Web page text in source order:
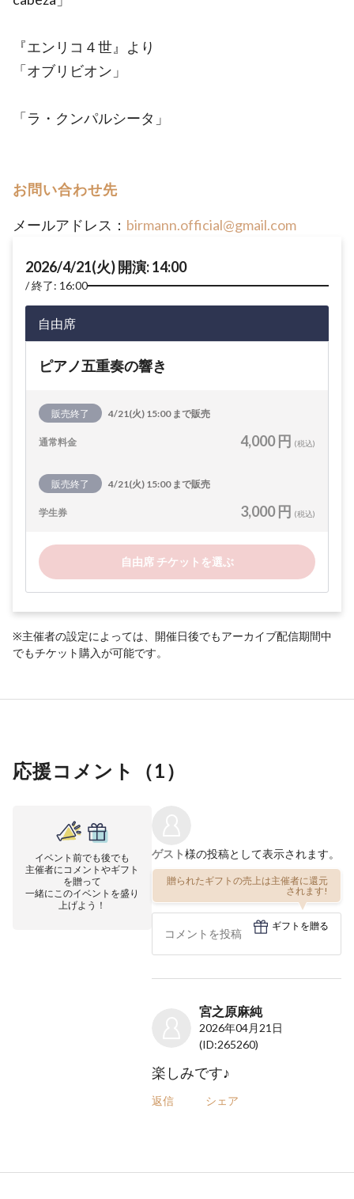
『エンリコ４世』より
「オブリビオン」
「ラ・クンパルシータ」
お問い合わせ先
メールアドレス： birmann.official@gmail.com
2026/4/21(火) 開演: 14:00
終了: 16:00
自由席
ピアノ五重奏の響き
販売終了 4/21(火) 15:00 まで販売
通常料金 4,000 円 (税込)
販売終了 4/21(火) 15:00 まで販売
学生券 3,000 円 (税込)
自由席 チケットを選ぶ
※主催者の設定によっては、開催日後でもアーカイブ配信期間中
でもチケット購入が可能です。
応援コメント（1）
イベント前でも後でも
主催者にコメントやギフト
を贈って
一緒にこのイベントを盛り
上げよう！
ゲスト様の投稿として表示されます。
贈られたギフトの売上は主催者に還元
されます!
ギフトを贈る
宮之原麻純
2026年04月21日
(ID:265260)
楽しみです♪
返信 シェア